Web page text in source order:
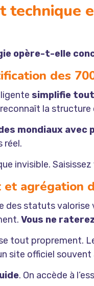
technique
opère-t-elle
des
simplifie tout
la
mondiaux avec
réel.
invisible.
agrégation
des statuts
Vous ne
tout proprement.
site officiel souvent
. On accède à